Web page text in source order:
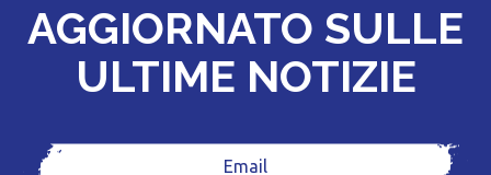
AGGIORNATO SULLE
ULTIME NOTIZIE